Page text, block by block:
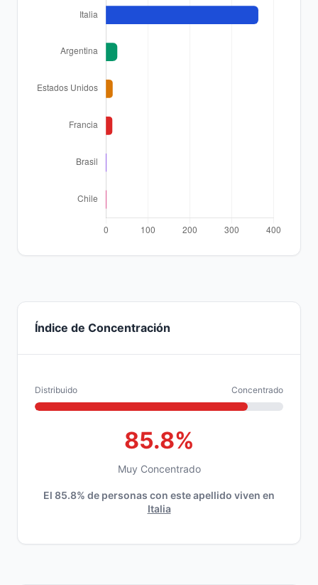
Índice de Concentración
Distribuido Concentrado
85.8%
Muy Concentrado
El 85.8% de personas con este apellido viven en
Italia